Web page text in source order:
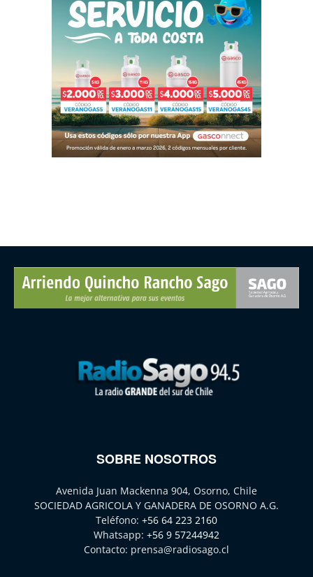
SOBRE NOSOTROS
Avenida Juan Mackenna 904, Osorno, Chile
SOCIEDAD AGRICOLA Y GANADERA DE OSORNO A.G.
Teléfono: +56 64 223 2160
Whatsapp: +56 9 57244942
Contacto: prensa@radiosago.cl